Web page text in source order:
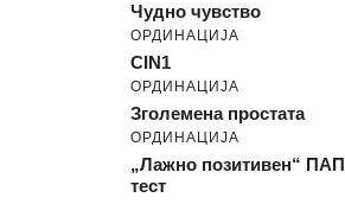
Чудно чувство
ОРДИНАЦИЈА
CIN1
ОРДИНАЦИЈА
Зголемена простата
ОРДИНАЦИЈА
„Лажно позитивен“ ПАП
тест